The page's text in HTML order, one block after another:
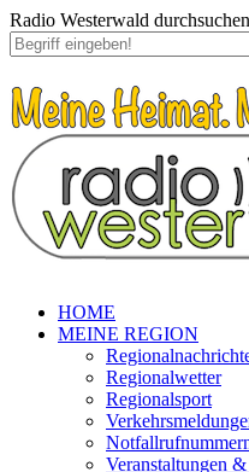
Radio Westerwald
HOME
MEINE REGION
Regionalwetter
Regionalsport
Veranstaltungen